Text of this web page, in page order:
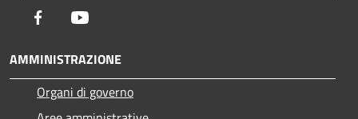
Facebook
AMMINISTRAZIONE
Organi di governo